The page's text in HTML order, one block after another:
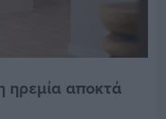
ηρεμία αποκτά